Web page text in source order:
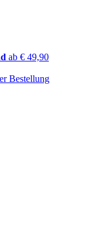
ab € 49,90
Bestellung